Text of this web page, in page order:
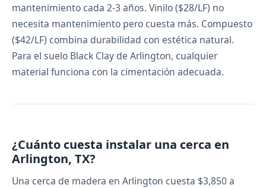
mantenimiento cada 2-3 años. Vinilo ($28/LF) no
necesita mantenimiento pero cuesta más. Compuesto
($42/LF) combina durabilidad con estética natural.
Para el suelo Black Clay de Arlington, cualquier
material funciona con la cimentación adecuada.
¿Cuánto cuesta instalar una cerca en
Arlington, TX?
Una cerca de madera en Arlington cuesta $3,850 a